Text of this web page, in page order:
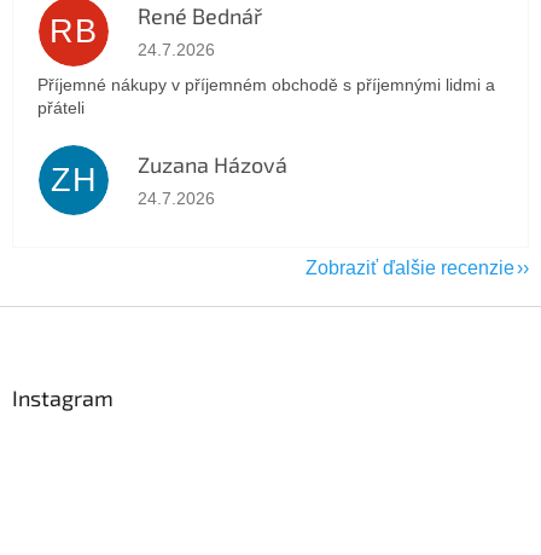
RB René Bednář
Hodnotenie obchodu je 5 z 5 hviezdičiek.
24.7.2026
Příjemné nákupy v příjemném obchodě s příjemnými lidmi a
přáteli
ZH Zuzana Házová
Hodnotenie obchodu je 5 z 5 hviezdičiek.
24.7.2026
Zobraziť ďalšie recenzie
Instagram